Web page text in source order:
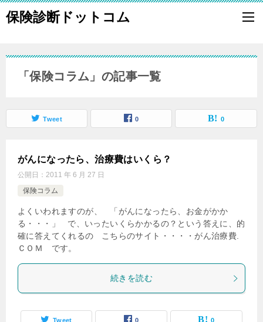
保険診断ドットコム
「保険コラム」の記事一覧
Tweet 0 0
がんになったら、治療費はいくら？
公開日： 2011 年 6 月 27 日
保険コラム
よくいわれますのが、 「がんになったら、お金がかか
る・・・」 で、いったいくらかかるの？という答えに、的
確に答えてくれるの こちらのサイト・・・・がん治療費.
ＣＯＭ です。
続きを読む
Tweet 0 0